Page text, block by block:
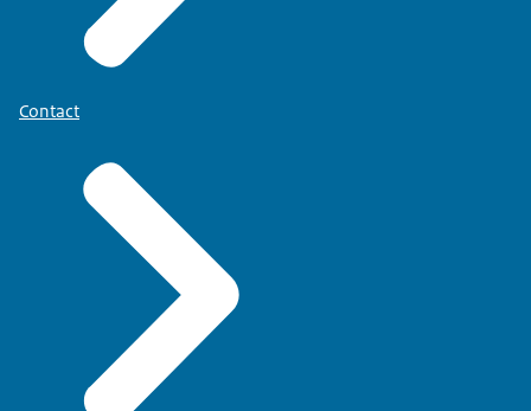
Contact